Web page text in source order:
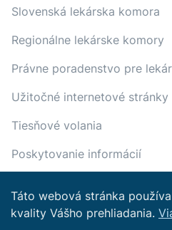
Slovenská lekárska komora
Regionálne lekárske komory
Právne poradenstvo pre
Užitočné internetové stránky
Tiesňové volania
Poskytovanie informácií
Copyright © 2022 Slovenská
Táto webová stránka
kvality Vášho prehliadania.